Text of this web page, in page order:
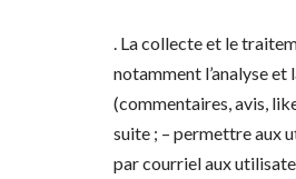
. La collecte et le
notamment l’analyse et
(commentaires, avis,
suite ; – permettre aux
par courriel aux